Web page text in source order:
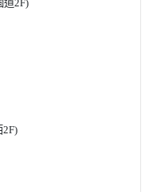
道2F)
2F)